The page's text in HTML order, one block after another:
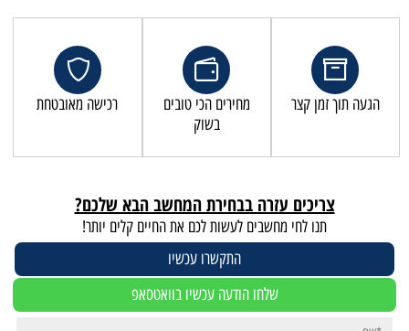
הגעה תוך זמן קצר
מחירים הכי טובים
בשוק
רכישה מאובטחת
צריכים עזרה בבחירת המחשב הבא שלכם?
תנו לחי מחשבים לעשות לכם את החיים קלים יותר!
התקשרו עכשיו
שלחו הודעה עכשיו בוואטסאפ